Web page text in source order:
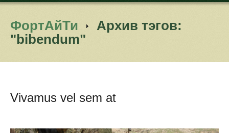
ФортАйТи
Архив тэгов:
"bibendum"
Vivamus vel sem at